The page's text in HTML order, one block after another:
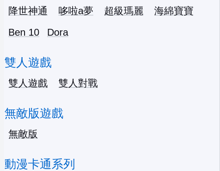
降世神通
哆啦a夢 超級瑪麗
海綿寶寶
Ben 10
Dora
雙人遊戲
雙人遊戲 雙人對戰
無敵版遊戲
無敵版
動漫卡通系列